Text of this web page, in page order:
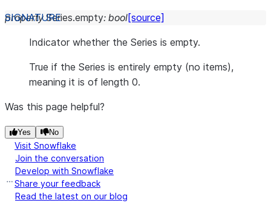
property Series.empty: bool[source]
Indicator whether the Series is empty.
True if the Series is entirely empty (no items),
meaning it is of length 0.
Was this page helpful?
Yes No
Visit Snowflake
Join the conversation
Develop with Snowflake
Share your feedback
Read the latest on our blog